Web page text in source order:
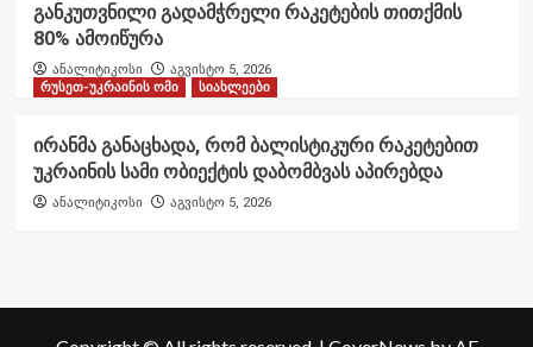
განკუთვნილი გადამჭრელი რაკეტების თითქმის
80% ამოიწურა
ანალიტიკოსი
აგვისტო 5, 2026
რუსეთ-უკრაინის ომი
სიახლეები
ირანმა განაცხადა, რომ ბალისტიკური რაკეტებით
უკრაინის სამი ობიექტის დაბომბვას აპირებდა
ანალიტიკოსი აგვისტო 5, 2026